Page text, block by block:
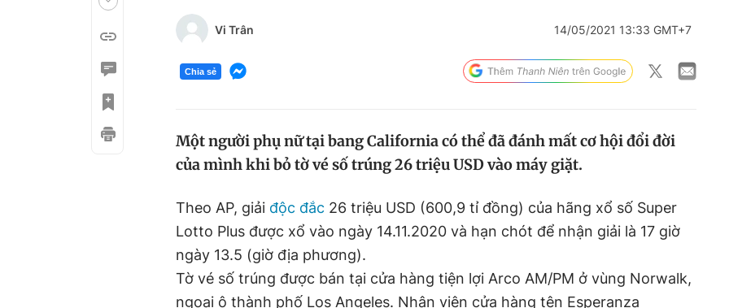
Vi Trân 14/05/2021 13:33 GMT+7
Chia sẻ
Một người phụ nữ tại bang California có thể đã đánh mất cơ hội đổi đời
của mình khi bỏ tờ vé số trúng 26 triệu USD vào máy giặt.
Theo AP, giải độc đắc 26 triệu USD (600,9 tỉ đồng) của hãng xổ số Super
Lotto Plus được xổ vào ngày 14.11.2020 và hạn chót để nhận giải là 17 giờ
ngày 13.5 (giờ địa phương).
Tờ vé số trúng được bán tại cửa hàng tiện lợi Arco AM/PM ở vùng Norwalk,
ngoại ô thành phố Los Angeles. Nhân viên cửa hàng tên Esperanza